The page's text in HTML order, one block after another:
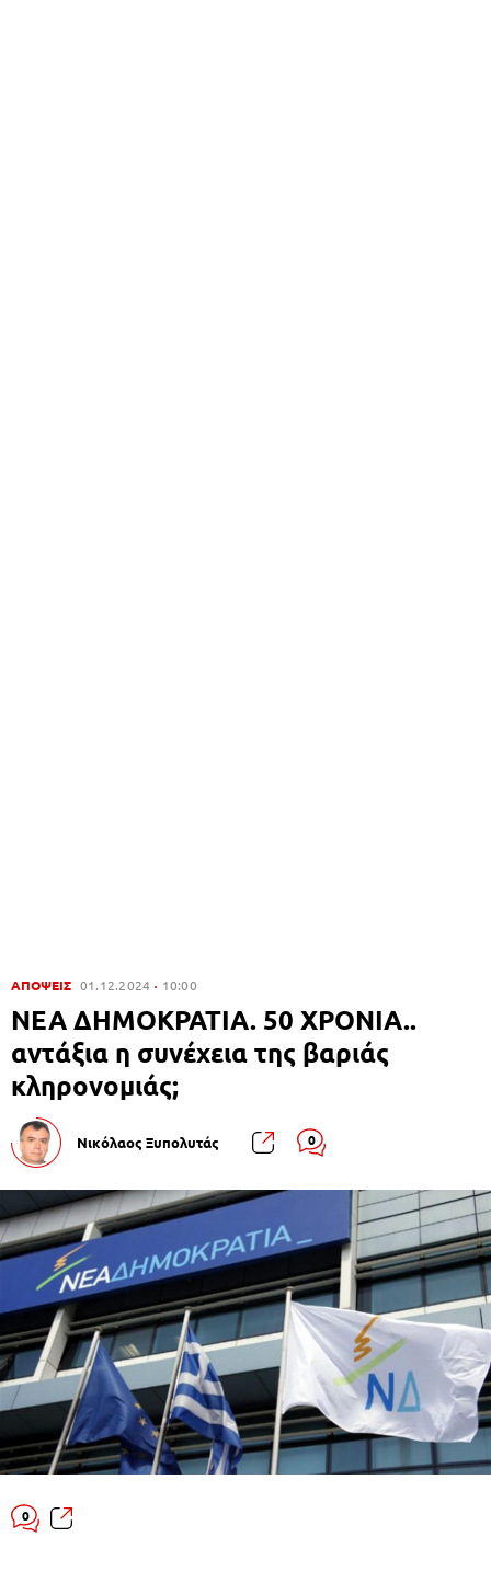
ΑΠΟΨΕΙΣ 01.12.2024 10:00
ΝΕΑ ΔΗΜΟΚΡΑΤΙΑ. 50 ΧΡΟΝΙΑ..
αντάξια η συνέχεια της βαριάς
κληρονομιάς;
Νικόλαος Ξυπολυτάς 0
0